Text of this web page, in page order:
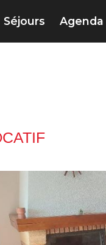
Séjours Agenda